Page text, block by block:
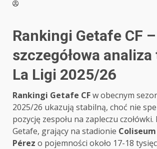
Rankingi Getafe CF –
szczegółowa
La Ligi 2025/26
Rankingi Getafe CFw obecnym
2025/26 ukazują stabilną, choć nie
pozycję zespołu na zapleczu
Getafe, grający na stadionie
Pérez o pojemności około 17-18